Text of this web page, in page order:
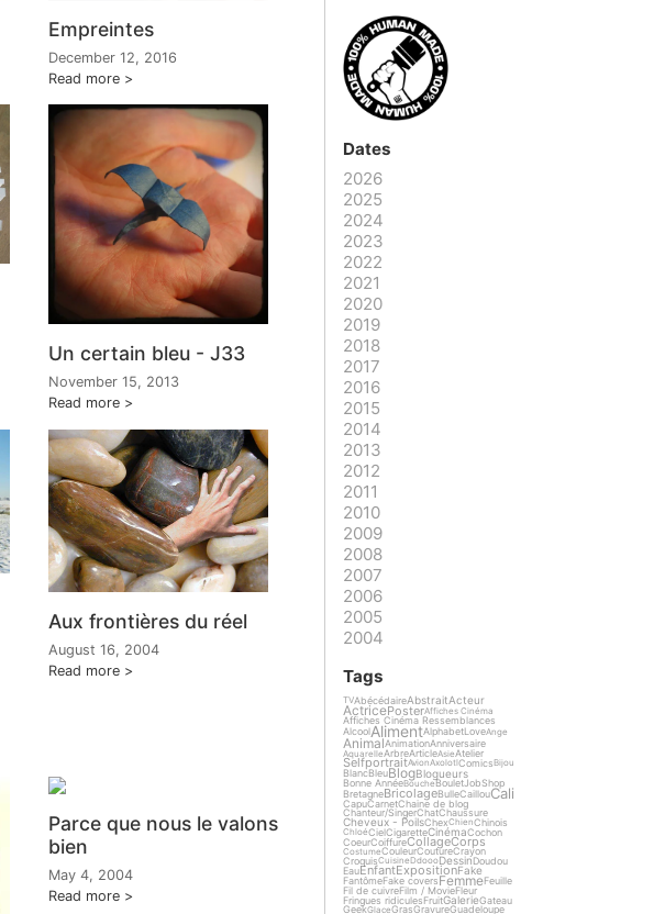
Empreintes
December 12, 2016
Read more
Un certain bleu - J33
November 15, 2013
Read more
Aux frontières du réel
August 16, 2004
Read more
Parce que nous le valons
bien
May 4, 2004
Read more
Dates
2026
2025
2024
2023
2022
2021
2020
2019
2018
2017
2016
2015
2014
2013
2012
2011
2010
2009
2008
2007
2006
2005
2004
Tags
TVAbécédaireAbstraitActeur
ActricePosterAffiches Cinéma
Affiches Cinéma Ressemblances
Alcool AlimentAlphabetLoveAnge
AnimalAnimationAnniversaire
AquarelleArbreArticleAsieAtelier
SelfportraitAvionAxolotlComicsBijou
BlancBleuBlogBlogueurs
Bonne AnnéeBoucheBouletJobShop
BretagneBricolageBulleCaillouCali
CapuCarnetChaine de blog
Chanteur/SingerChatChaussure
Cheveux - PoilsChexChienChinois
ChloéCielCigaretteCinémaCochon
CoeurCoiffureCollageCorps
CostumeCouleurCoutureCrayon
CroquisCuisineDdoooDessinDoudou
EauEnfantExpositionFake
FantômeFake coversFemmeFeuille
Fil de cuivreFilm / MovieFleur
Fringues ridiculesFruitGalerieGateau
GeekGlaceGrasGravureGuadeloupe